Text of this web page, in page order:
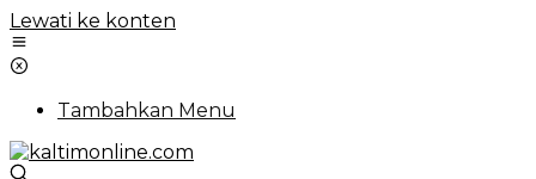
Lewati ke konten
Tambahkan Menu